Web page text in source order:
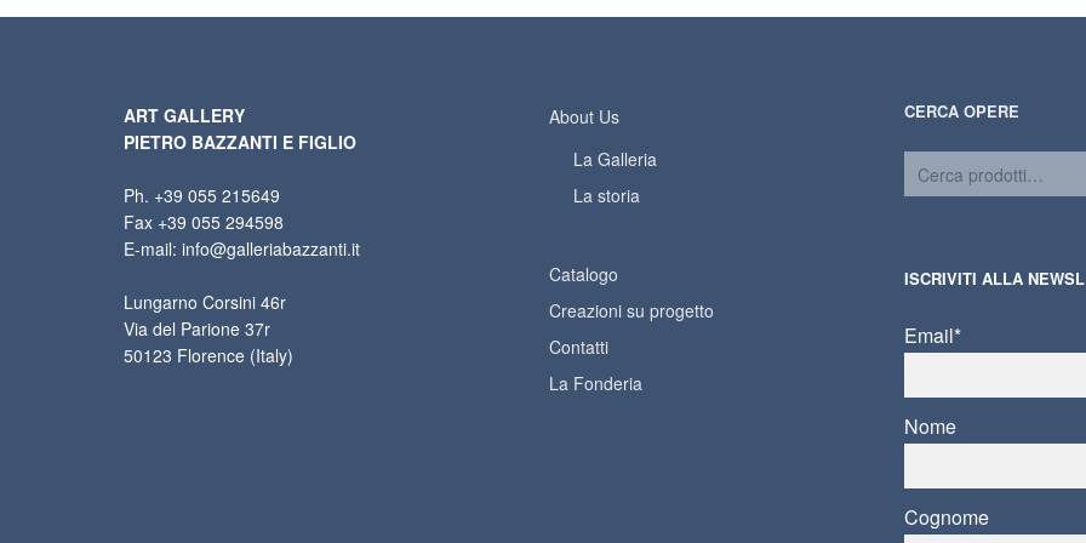
ART GALLERY
PIETRO BAZZANTI E FIGLIO
Ph. +39 055 215649
Fax +39 055 294598
E-mail: info@galleriabazzanti.it
Lungarno Corsini 46r
Via del Parione 37r
50123 Florence (Italy)
About Us
La Galleria
La storia
Catalogo
Creazioni su progetto
Contatti
La Fonderia
CERCA OPERE
ISCRIVITI ALLA
Email*
Nome
Cognome